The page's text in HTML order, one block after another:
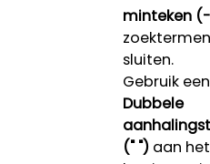
minteken
sluiten.
Gebruik een
Dubbele
(" ")aan het